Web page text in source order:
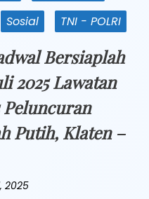
Sosial TNI - POLRI
Bersiaplah
2025 Lawatan
Peluncuran
Putih, Klaten –
2025